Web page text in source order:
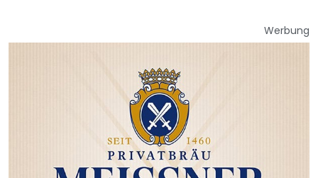
Werbung